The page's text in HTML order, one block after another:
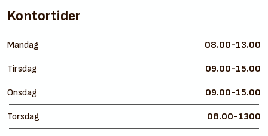
Kontortider
Mandag 08.00-13.00
Tirsdag 09.00-15.00
Onsdag 09.00-15.00
Torsdag 08.00-1300